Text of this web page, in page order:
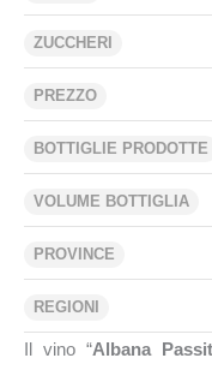
ZUCCHERI
PREZZO
BOTTIGLIE PRODOTTE
VOLUME BOTTIGLIA
PROVINCE
REGIONI
Il vino “Albana